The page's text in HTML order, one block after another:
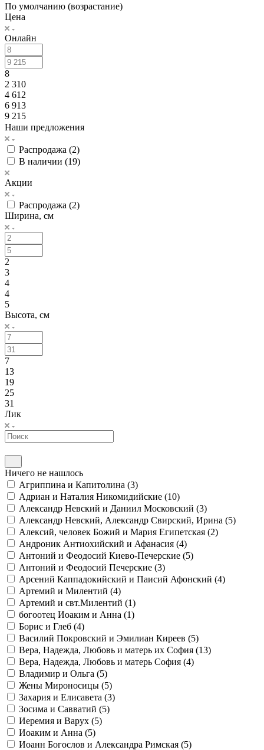
По умолчанию (возрастание)
Цена
Онлайн
8
2 310
4 612
6 913
9 215
Наши предложения
Распродажа (2)
В наличии (19)
Акции
Распродажа (2)
Ширина, см
2
3
4
4
5
Высота, см
7
13
19
25
31
Лик
Ничего не нашлось
Агриппина и Капитолина (3)
Адриан и Наталия Никомидийские (10)
Александр Невский и Даниил Московский (3)
Александр Невский, Александр Свирский, Ирина (5)
Алексий, человек Божий и Мария Египетская (2)
Андроник Антиохийский и Афанасия (4)
Антоний и Феодосий Киево-Печерские (5)
Антоний и Феодосий Печерские (3)
Арсений Каппадокийский и Паисий Афонский (4)
Артемий и Милентий (4)
Артемий и свт.Милентий (1)
богоотец Иоаким и Анна (1)
Борис и Глеб (4)
Василий Покровский и Эмилиан Киреев (5)
Вера, Надежда, Любовь и матерь их София (13)
Вера, Надежда, Любовь и матерь София (4)
Владимир и Ольга (5)
Жены Мироносицы (5)
Захария и Елисавета (3)
Зосима и Савватий (5)
Иеремия и Варух (5)
Иоаким и Анна (5)
Иоанн Богослов и Александра Римская (5)